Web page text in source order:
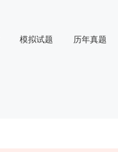
模拟试题 历年真题